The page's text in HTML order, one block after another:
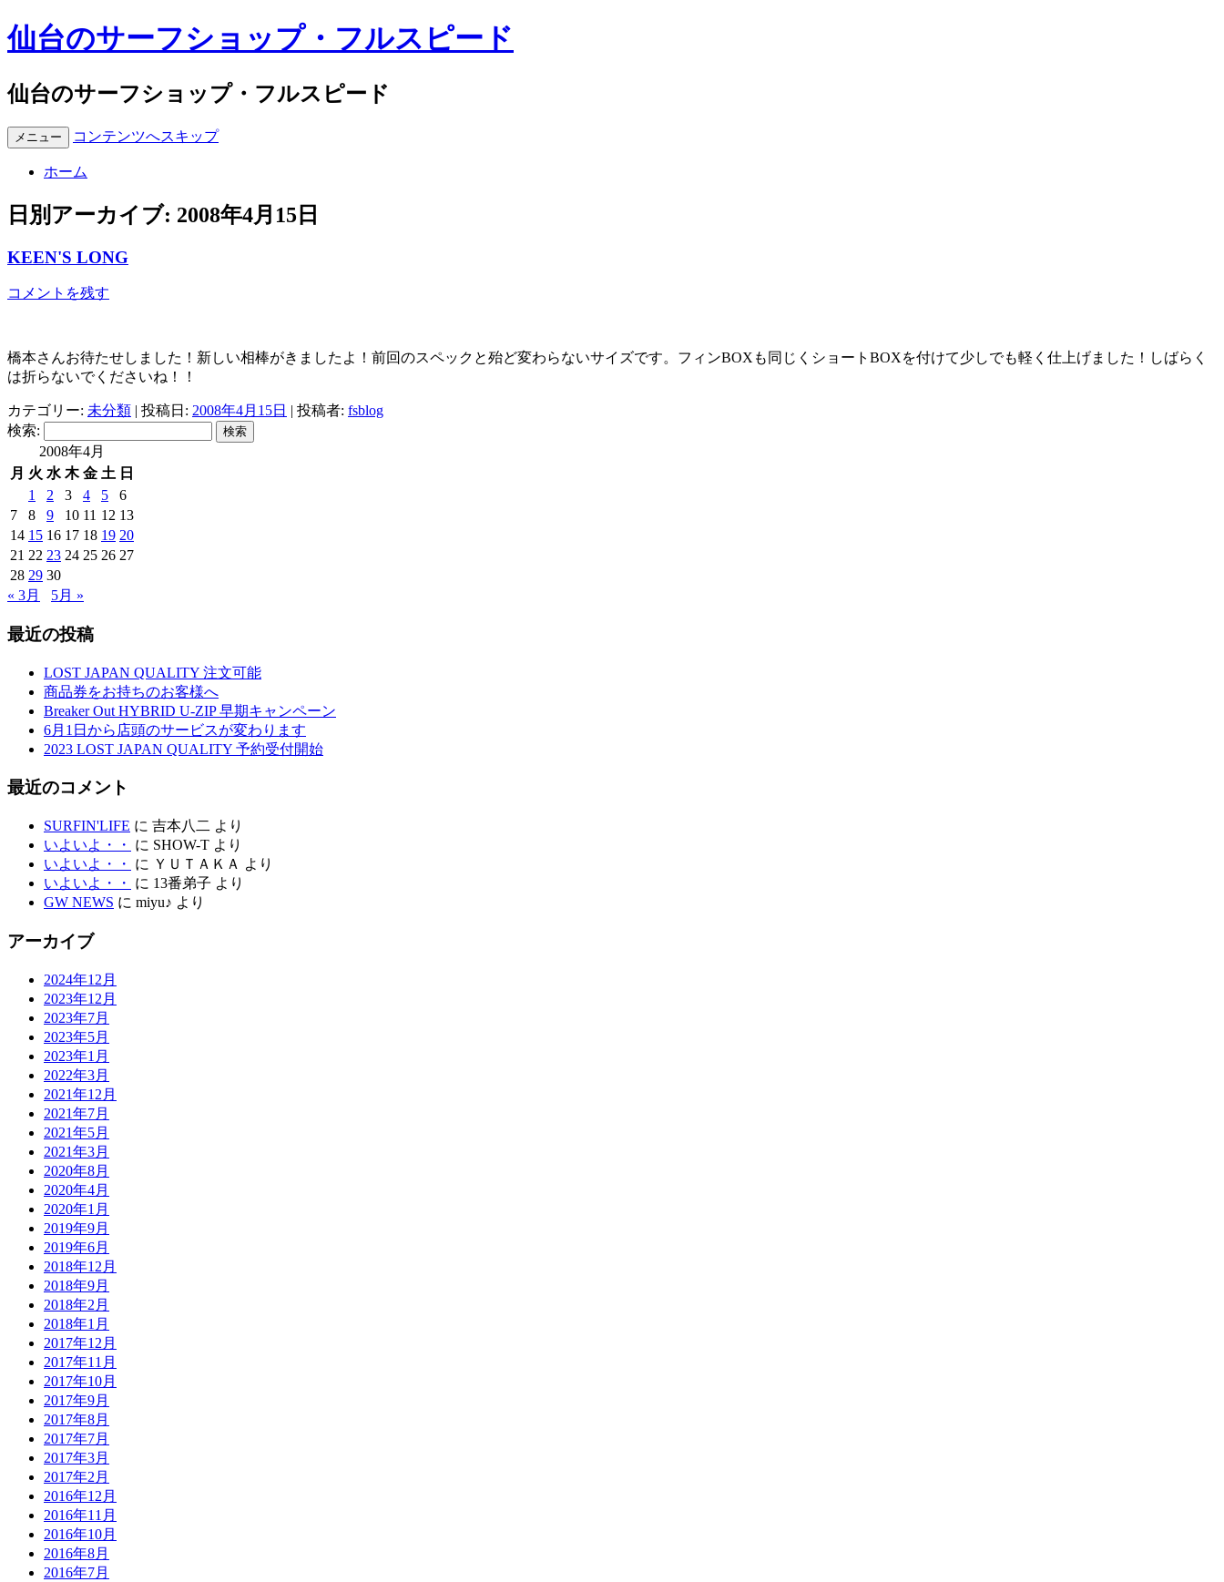
仙台のサーフショップ・フルスピード
仙台のサーフショップ・フルスピード
メニュー コンテンツへスキップ
ホーム
日別アーカイブ: 2008年4月15日
KEEN'S LONG
コメントを残す
橋本さんお待たせしました！新しい相棒がきましたよ！前回のスペックと殆ど変わらないサイズです。フィンBOXも同じくショートBOXを付けて少しでも軽く仕上げました！しばらく
は折らないでくださいね！！
カテゴリー: 未分類 | 投稿日: 2008年4月15日 | 投稿者: fsblog
検索:
2008年4月
月 火 水 木 金 土 日
1
2 3 4 5
6
7
8 9 10 11 12 13
14 15 16 17 18 19 20
21 22 23 24 25 26 27
28 29 30
« 3月
5月 »
最近の投稿
LOST JAPAN QUALITY 注文可能
商品券をお持ちのお客様へ
Breaker Out HYBRID U-ZIP 早期キャンペーン
6月1日から店頭のサービスが変わります
2023 LOST JAPAN QUALITY 予約受付開始
最近のコメント
SURFIN'LIFE に 吉本八二 より
いよいよ・・
に SHOW-T より
いよいよ・・
に ＹＵＴＡＫＡ より
いよいよ・・
に 13番弟子 より
GW NEWS に miyu♪ より
アーカイブ
2024年12月
2023年12月
2023年7月
2023年5月
2023年1月
2022年3月
2021年12月
2021年7月
2021年5月
2021年3月
2020年8月
2020年4月
2020年1月
2019年9月
2019年6月
2018年12月
2018年9月
2018年2月
2018年1月
2017年12月
2017年11月
2017年10月
2017年9月
2017年8月
2017年7月
2017年3月
2017年2月
2016年12月
2016年11月
2016年10月
2016年8月
2016年7月